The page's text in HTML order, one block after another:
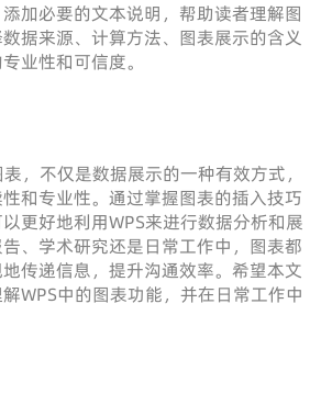
加必要的文本说明，帮助读者理解图
据来源、计算方法、图表展示的含义
业性和可信度。
，不仅是数据展示的一种有效方式，
和专业性。通过掌握图表的插入技巧
更好地利用WPS来进行数据分析和展
、学术研究还是日常工作中，图表都
传递信息，提升沟通效率。希望本文
WPS中的图表功能，并在日常工作中